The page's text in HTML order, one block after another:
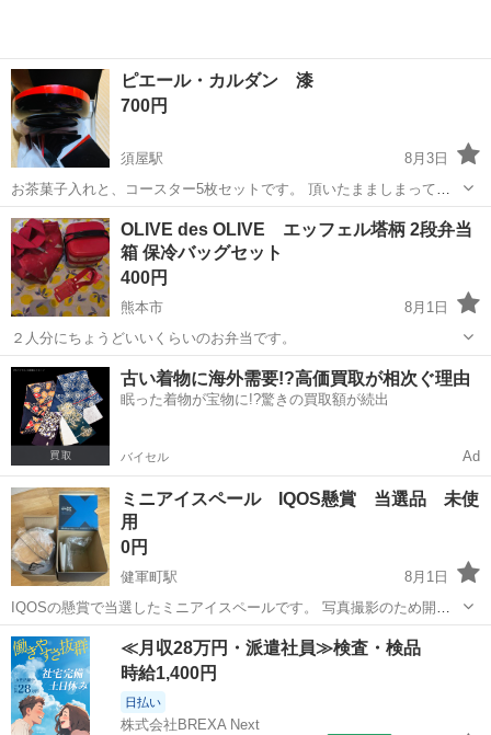
ピエール・カルダン 漆
700円
須屋駅
8月3日
お茶菓子入れと、コースター5枚セットです。 頂いたまましまってお
りました。物自体は綺麗なのですが、箱は痛みがあります。
熊本 合志市 ピエール カルダン
OLIVE des OLIVE エッフェル塔柄 2段弁当
箱 保冷バッグセット
400円
熊本市
8月1日
２人分にちょうどいいくらいのお弁当です。
熊本 熊本市 食器
古い着物に海外需要!?高価買取が相次ぐ理由
眠った着物が宝物に!?驚きの買取額が続出
バイセル Ad
ミニアイスペール IQOS懸賞 当選品 未使
用
0円
健軍町駅
8月1日
IQOSの懸賞で当選したミニアイスペールです。 写真撮影のため開封
しましたが、未使用新品です。 自宅保管品です。 欲しい方にお譲りし
ます。
熊本 熊本市 健軍町駅 食器 懸賞
≪月収28万円・派遣社員≫検査・検品
時給1,400円
日払い
株式会社BREXA Next